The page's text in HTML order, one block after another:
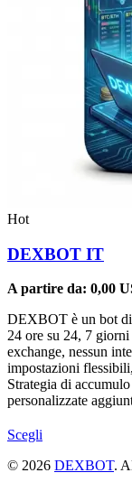
Hot
DEXBOT IT
A partire da: 0,00
DEXBOT è un bot di
24 ore su 24, 7
exchange, nessun
impostazioni
Strategia di
personalizzate
Scegli
ha
© 2026 DEXBOT.